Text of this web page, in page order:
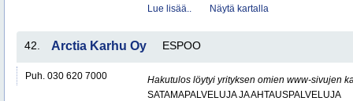
Lue lisää..
Näytä kartalla
42. Arctia Karhu Oy ESPOO
Puh. 030 620 7000
Hakutulos löytyi yrityksen omien www-sivujen
SATAMAPALVELUJA JA AHTAUSPALVELUJA